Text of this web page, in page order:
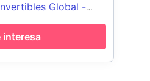
Global -
interesa